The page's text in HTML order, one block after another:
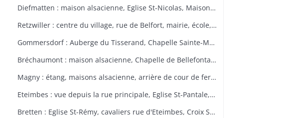
Diefmatten : maison alsacienne, Eglise St-Nicolas, Maison natale Barthélémy Gross
Retzwiller : centre du village, rue de Belfort, mairie, école, décors floraux
Gommersdorf : Auberge du Tisserand, Chapelle Sainte-Marguerite, Calvaire rue des Tilleuls
Bréchaumont : maison alsacienne, Chapelle de Bellefontaine, rue de l'église, M.A.R.P.A. (Maison d'accueil rurale pour personne âgées)
Magny : étang, maisons alsacienne, arrière de cour de ferme
Eteimbes : vue depuis la rue principale, Eglise St-Pantale, maison alsacienne
Bretten : Eglise St-Rémy, cavaliers rue d'Eteimbes, Croix St-Eloi